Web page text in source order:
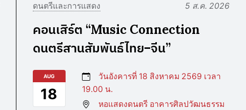
ดนตรีและการแสดง 5 ส.ค. 2026
คอนเสิร์ต “Music Connection
ดนตรีสานสัมพันธ์ไทย–จีน”
AUG
18
วันอังคารที่ 18 สิงหาคม 2569 เวลา
19.00 น.
หอแสดงดนตรี อาคารศิลปวัฒนธรรม